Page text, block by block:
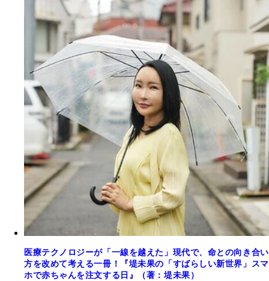
医療テクノロジーが「一線を越えた」現代で、命との向き合い
方を改めて考える一冊！『堤未果の「すばらしい新世界」スマ
ホで赤ちゃんを注文する日』（著：堤未果）